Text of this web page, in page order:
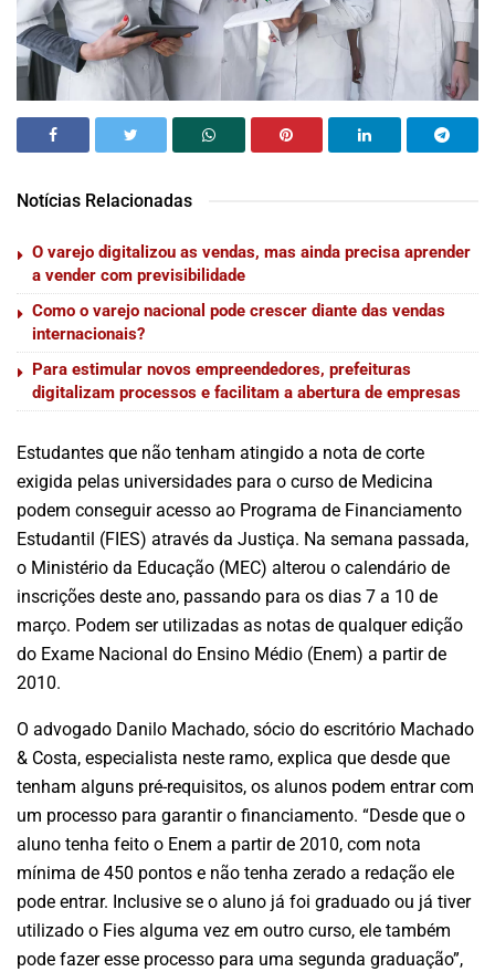
Notícias Relacionadas
O varejo digitalizou as vendas, mas ainda precisa aprender
a vender com previsibilidade
Como o varejo nacional pode crescer diante das vendas
internacionais?
Para estimular novos empreendedores, prefeituras
digitalizam processos e facilitam a abertura de empresas
Estudantes que não tenham atingido a nota de corte
exigida pelas universidades para o curso de Medicina
podem conseguir acesso ao Programa de Financiamento
Estudantil (FIES) através da Justiça. Na semana passada,
o Ministério da Educação (MEC) alterou o calendário de
inscrições deste ano, passando para os dias 7 a 10 de
março. Podem ser utilizadas as notas de qualquer edição
do Exame Nacional do Ensino Médio (Enem) a partir de
2010.
O advogado Danilo Machado, sócio do escritório Machado
& Costa, especialista neste ramo, explica que desde que
tenham alguns pré-requisitos, os alunos podem entrar com
um processo para garantir o financiamento. “Desde que o
aluno tenha feito o Enem a partir de 2010, com nota
mínima de 450 pontos e não tenha zerado a redação ele
pode entrar. Inclusive se o aluno já foi graduado ou já tiver
utilizado o Fies alguma vez em outro curso, ele também
pode fazer esse processo para uma segunda graduação”,